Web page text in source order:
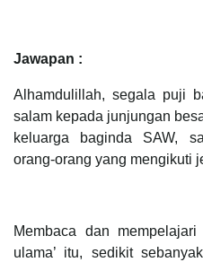
Jawapan :
Alhamdulillah, segala puji
salam kepada junjungan
keluarga baginda SAW,
orang-orang yang mengikuti
Membaca dan
ulama’ itu, sedikit